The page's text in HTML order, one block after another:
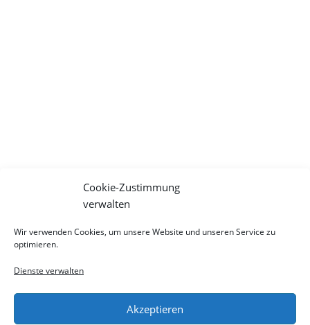
Cookie-Zustimmung
verwalten
Wir verwenden Cookies, um unsere Website und unseren Service zu
optimieren.
Dienste verwalten
Akzeptieren
Copyright Impressum
AGB
Nutzungshinweise
Datenschutz